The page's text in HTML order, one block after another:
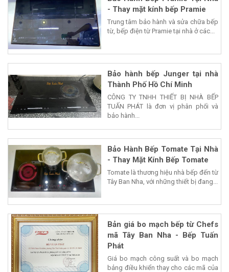
- Thay mặt kính bếp Pramie
Trung tâm bảo hành và sửa chữa bếp
từ, bếp điện từ Pramie tại nhà ở các...
Bảo hành bếp Junger tại nhà
Thành Phố Hồ Chí Minh
CÔNG TY TNHH THIẾT BỊ NHÀ BẾP
TUẤN PHÁT là đơn vị phân phối và
bảo hành...
Bảo Hành Bếp Tomate Tại Nhà
- Thay Mặt Kính Bếp Tomate
Tomate là thương hiệu nhà bếp đến từ
Tây Ban Nha, với những thiết bị đang...
Bản giá bo mạch bếp từ Chefs
mã Tây Ban Nha - Bếp Tuấn
Phát
Giá bo mạch công suất và bo mạch
bảng điều khiển thay cho các mã của